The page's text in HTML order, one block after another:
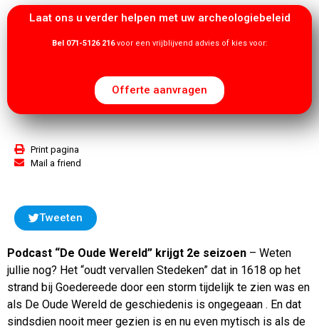
Laat ons u verder helpen met uw archeologiebeleid
Bel 071-5126 216voor een vrijblijvend advies of kies voor:
Offerte aanvragen
Print pagina
Mail a friend
Tweeten
Podcast “De Oude Wereld” krijgt 2e seizoen – Weten
jullie nog? Het “oudt vervallen Stedeken” dat in 1618 op het
strand bij Goedereede door een storm tijdelijk te zien was en
als De Oude Wereld de geschiedenis is ongegeaan . En dat
sindsdien nooit meer gezien is en nu even mytisch is als de